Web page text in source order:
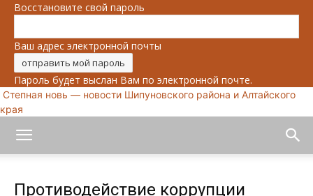
Восстановите свой пароль
Ваш адрес электронной почты
Пароль будет выслан Вам по электронной почте.
Степная новь — новости Шипуновского района и Алтайского
края
Противодействие коррупции